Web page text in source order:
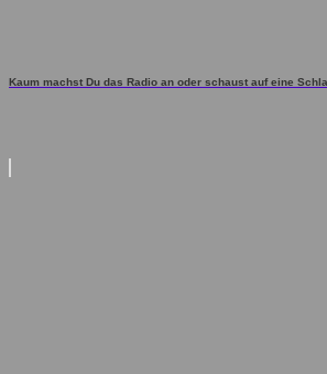
Kaum machst Du das Radio an oder schaust auf eine